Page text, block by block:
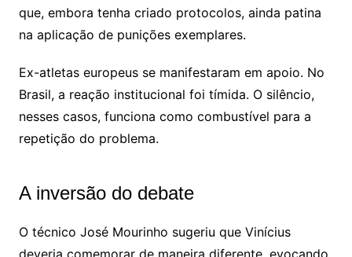
que, embora tenha criado protocolos, ainda patina
na aplicação de punições exemplares.
Ex-atletas europeus se manifestaram em apoio. No
Brasil, a reação institucional foi tímida. O silêncio,
nesses casos, funciona como combustível para a
repetição do problema.
A inversão do debate
O técnico José Mourinho sugeriu que Vinícius